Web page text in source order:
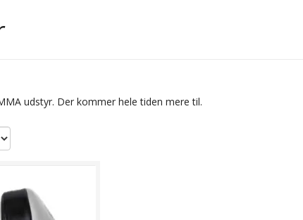
udstyr. Der kommer hele tiden mere til.